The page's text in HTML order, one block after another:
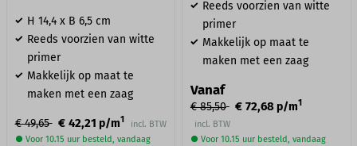
H 14,4 x B 6,5 cm
Reeds voorzien van witte
primer
Makkelijk op maat te
maken met een zaag
€ 49,65 € 42,21 p/m1
incl. BTW
● Voor 10.15 uur besteld, vandaag
Reeds voorzien van witte
primer
Makkelijk op maat te
maken met een zaag
Vanaf
€ 85,50 € 72,68p/m1
incl. BTW
● Voor 10.15 uur besteld, vandaag